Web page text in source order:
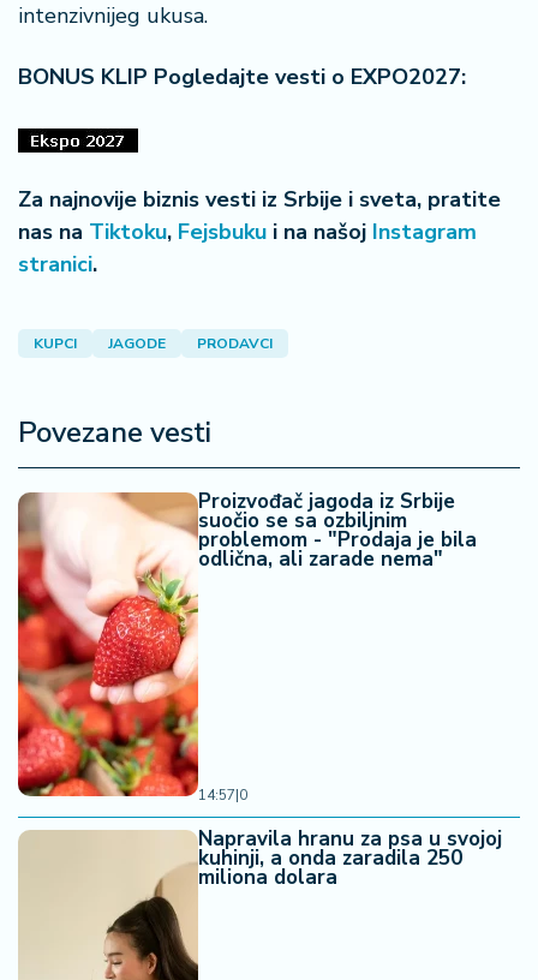
intenzivnijeg ukusa.
BONUS KLIP Pogledajte vesti o EXPO2027:
Za najnovije biznis vesti iz Srbije i sveta, pratite
nas na Tiktoku, Fejsbuku i na našoj Instagram
stranici.
KUPCI JAGODE PRODAVCI
Povezane vesti
Proizvođač jagoda iz Srbije
suočio se sa ozbiljnim
problemom - "Prodaja je bila
odlična, ali zarade nema"
14:57|0
Napravila hranu za psa u svojoj
kuhinji, a onda zaradila 250
miliona dolara